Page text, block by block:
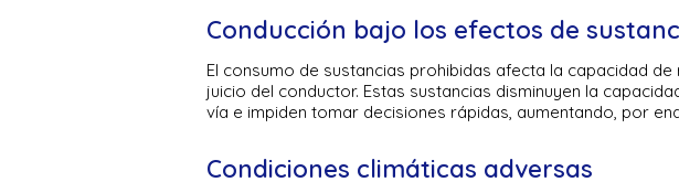
Conducción bajo los efectos de
El consumo de sustancias prohibidas afecta la capacidad
juicio del conductor. Estas sustancias disminuyen la
vía e impiden tomar decisiones rápidas, aumentando, por
Condiciones climáticas adversas